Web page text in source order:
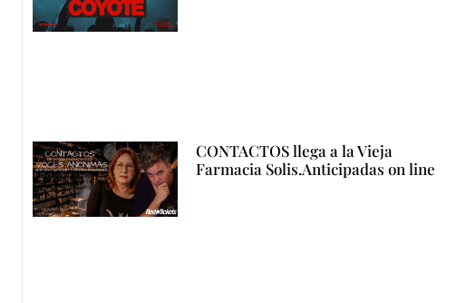
CONTACTOS llega a la Vieja
Farmacia Solis.Anticipadas on line